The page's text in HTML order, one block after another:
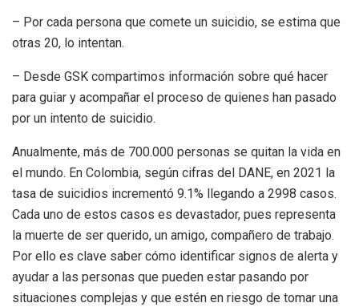
– Por cada persona que comete un suicidio, se estima que
otras 20, lo intentan.
– Desde GSK compartimos información sobre qué hacer
para guiar y acompañar el proceso de quienes han pasado
por un intento de suicidio.
Anualmente, más de 700.000 personas se quitan la vida en
el mundo. En Colombia, según cifras del DANE, en 2021 la
tasa de suicidios incrementó 9.1% llegando a 2998 casos.
Cada uno de estos casos es devastador, pues representa
la muerte de ser querido, un amigo, compañero de trabajo.
Por ello es clave saber cómo identificar signos de alerta y
ayudar a las personas que pueden estar pasando por
situaciones complejas y que estén en riesgo de tomar una